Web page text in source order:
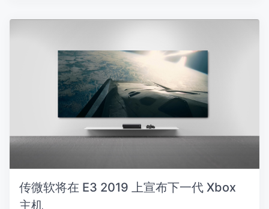
传微软将在 E3 2019 上宣布下一代 Xbox
主机